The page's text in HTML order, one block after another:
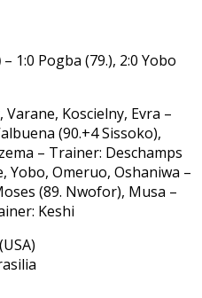
– 1:0 Pogba (79.), 2:0 Yobo
Koscielny, Evra –
(90.+4 Sissoko),
– Trainer: Deschamps
Yobo, Omeruo, Oshaniwa –
(89. Nwofor), Musa –
Keshi